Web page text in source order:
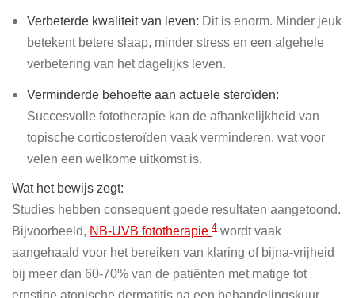
Verbeterde kwaliteit van leven: Dit is enorm. Minder jeuk
betekent betere slaap, minder stress en een algehele
verbetering van het dagelijks leven.
Verminderde behoefte aan actuele steroïden:
Succesvolle fototherapie kan de afhankelijkheid van
topische corticosteroïden vaak verminderen, wat voor
velen een welkome uitkomst is.
Wat het bewijs zegt:
Studies hebben consequent goede resultaten aangetoond.
Bijvoorbeeld, NB-UVB fototherapie 4 wordt vaak
aangehaald voor het bereiken van klaring of bijna-vrijheid
bij meer dan 60-70% van de patiënten met matige tot
ernstige atopische dermatitis na een behandelingskuur.